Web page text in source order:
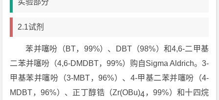
实验部分
2.1试剂
苯并噻吩（BT，99%）、DBT（98%）和4,6-二甲基
二苯并噻吩（4,6-DMDBT，99%）购自Sigma Aldrich。3-
甲基苯并噻吩（3-MBT，96%）、4-甲基二苯并噻吩（4-
MDBT，96%）、正丁醇锆（Zr(OBu)4，99%）和十四烷